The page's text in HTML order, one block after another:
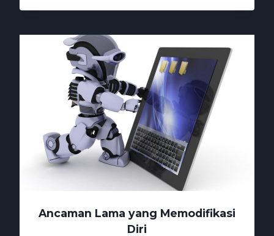
MENGGILA
IKUT
JADI
KORBAN
Ancaman Lama yang Memodifikasi
Diri